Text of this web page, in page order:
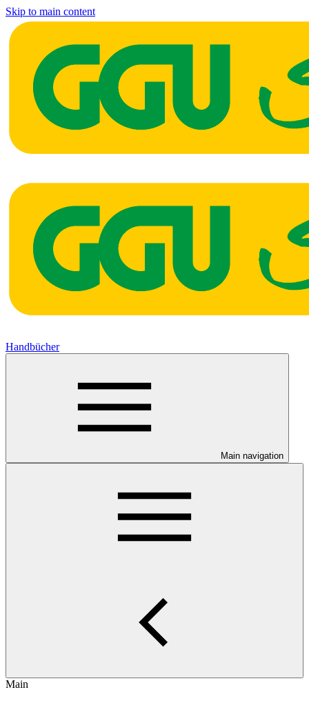
Skip to main content
Handbücher
Main navigation
Main